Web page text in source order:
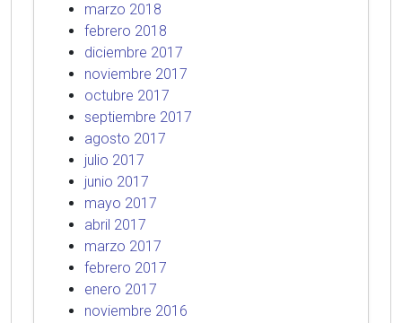
marzo 2018
febrero 2018
diciembre 2017
noviembre 2017
octubre 2017
septiembre 2017
agosto 2017
julio 2017
junio 2017
mayo 2017
abril 2017
marzo 2017
febrero 2017
enero 2017
noviembre 2016